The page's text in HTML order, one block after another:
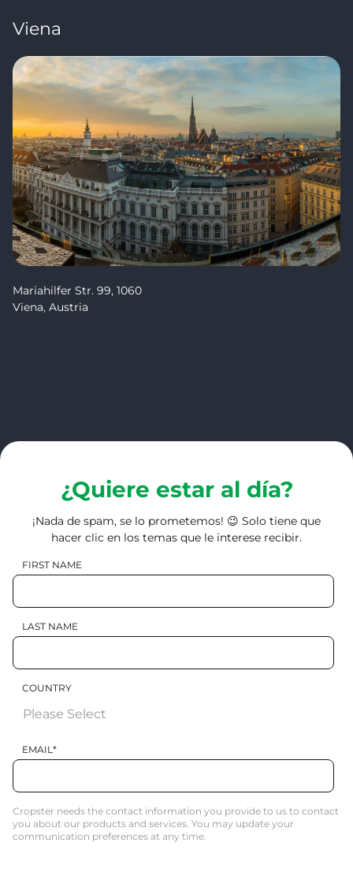
Viena
Mariahilfer Str. 99, 1060
Viena, Austria
¿Quiere estar al día?
¡Nada de spam, se lo prometemos! 😉 Solo tiene que
hacer clic en los temas que le interese recibir.
FIRST NAME
LAST NAME
COUNTRY
EMAIL*
Cropster needs the contact information you provide to us to contact
you about our products and services. You may update your
communication preferences at any time.